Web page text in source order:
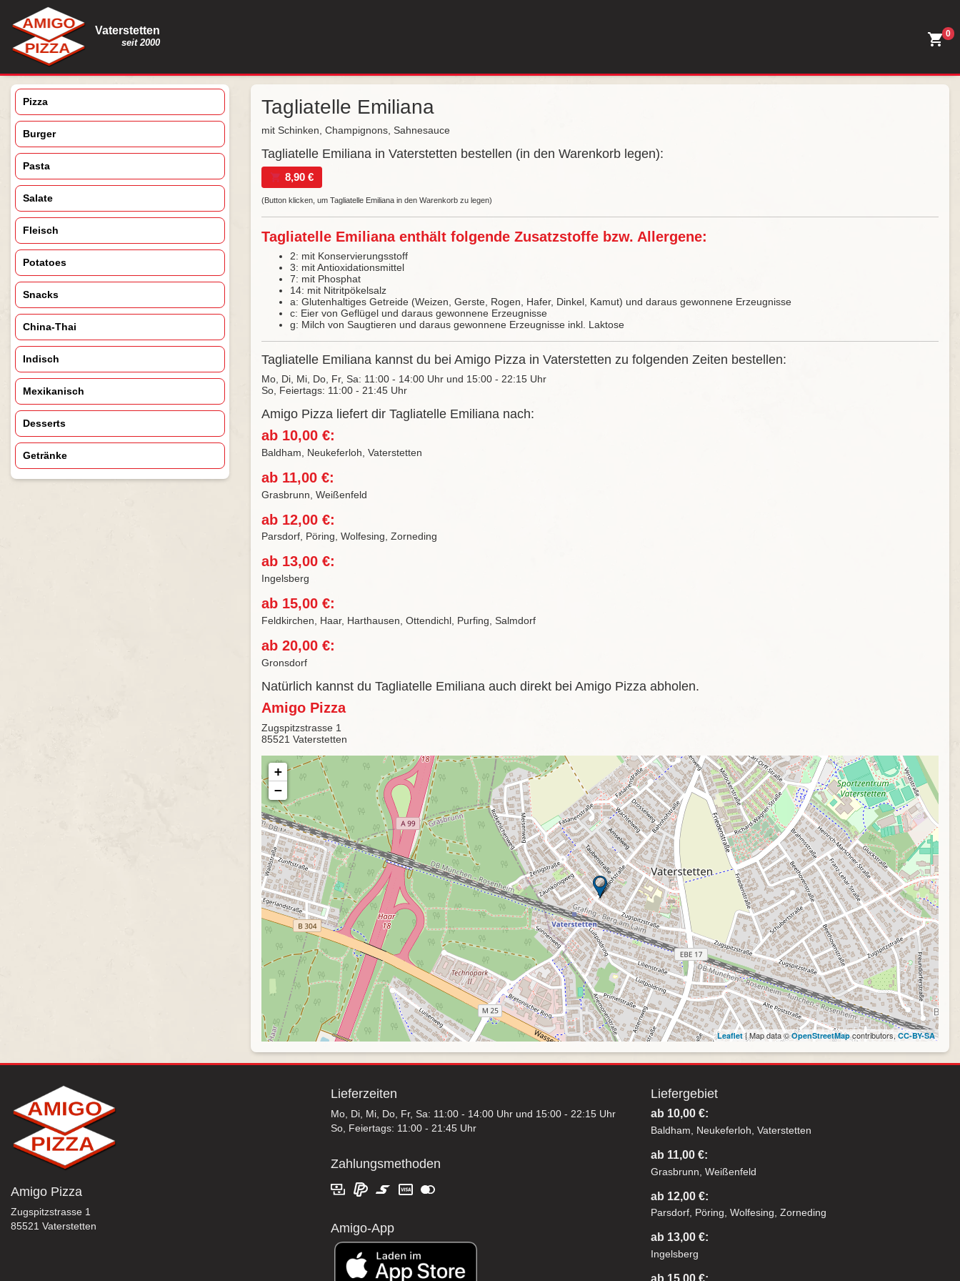
Vaterstetten
seit 2000
0
Pizza
Burger
Pasta
Salate
Fleisch
Potatoes
Snacks
China-Thai
Indisch
Mexikanisch
Desserts
Getränke
Tagliatelle Emiliana
mit Schinken, Champignons, Sahnesauce
Tagliatelle Emiliana in Vaterstetten bestellen (in den Warenkorb legen):
8,90 €
(Button klicken, um Tagliatelle Emiliana in den Warenkorb zu legen)
Tagliatelle Emiliana enthält folgende Zusatzstoffe bzw. Allergene:
2: mit Konservierungsstoff
3: mit Antioxidationsmittel
7: mit Phosphat
14: mit Nitritpökelsalz
a: Glutenhaltiges Getreide (Weizen, Gerste, Rogen, Hafer, Dinkel, Kamut) und daraus gewonnene Erzeugnisse
c: Eier von Geflügel und daraus gewonnene Erzeugnisse
g: Milch von Saugtieren und daraus gewonnene Erzeugnisse inkl. Laktose
Tagliatelle Emiliana kannst du bei Amigo Pizza in Vaterstetten zu folgenden Zeiten bestellen:
Mo, Di, Mi, Do, Fr, Sa: 11:00 - 14:00 Uhr und 15:00 - 22:15 Uhr
So, Feiertags: 11:00 - 21:45 Uhr
Amigo Pizza liefert dir Tagliatelle Emiliana nach:
ab 10,00 €:
Baldham, Neukeferloh, Vaterstetten
ab 11,00 €:
Grasbrunn, Weißenfeld
ab 12,00 €:
Parsdorf, Pöring, Wolfesing, Zorneding
ab 13,00 €:
Ingelsberg
ab 15,00 €:
Feldkirchen, Haar, Harthausen, Ottendichl, Purfing, Salmdorf
ab 20,00 €:
Gronsdorf
Natürlich kannst du Tagliatelle Emiliana auch direkt bei Amigo Pizza abholen.
Amigo Pizza
Zugspitzstrasse 1
85521 Vaterstetten
+
−
Leaflet| Map data ©OpenStreetMapcontributors, CC-BY-SA
Amigo Pizza
Zugspitzstrasse 1
85521 Vaterstetten
Lieferzeiten
Mo, Di, Mi, Do, Fr, Sa: 11:00 - 14:00 Uhr und 15:00 - 22:15 Uhr
So, Feiertags: 11:00 - 21:45 Uhr
Zahlungsmethoden
Amigo-App
Liefergebiet
ab 10,00 €:
Baldham, Neukeferloh, Vaterstetten
ab 11,00 €:
Grasbrunn, Weißenfeld
ab 12,00 €:
Parsdorf, Pöring, Wolfesing, Zorneding
ab 13,00 €:
Ingelsberg
ab 15,00 €: